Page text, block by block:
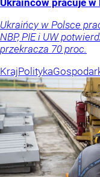
Ukraińców pracuje w
Ukraińcy w Polsce
NBP, PIE i UW
przekracza 70 proc.
KrajPolityka